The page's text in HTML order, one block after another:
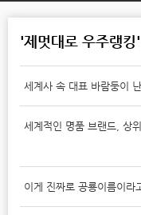
'제멋대로 우주랭
세계사 속 대표 바람둥이
세계적인 명품 브랜드, 상
이게 진짜로 공룡이름이